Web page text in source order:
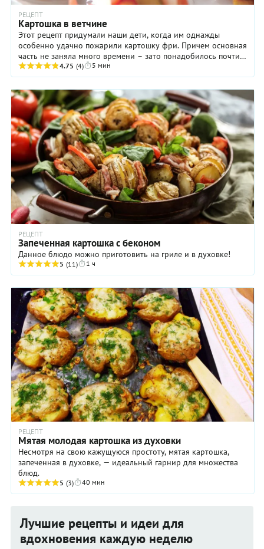
РЕЦЕПТ
Картошка в ветчине
Этот рецепт придумали наши дети, когда им однажды
особенно удачно пожарили картошку фри. Причем основная
часть не заняла много времени – зато понадобилось почти
два дня экспериментов, ...
4.75 (4) 5 мин
РЕЦЕПТ
Запеченная картошка с беконом
Данное блюдо можно приготовить на гриле и в духовке!
5 (11) 1 ч
РЕЦЕПТ
Мятая молодая картошка из духовки
Несмотря на свою кажущуюся простоту, мятая картошка,
запеченная в духовке, — идеальный гарнир для множества
блюд.
5 (3) 40 мин
Лучшие рецепты и идеи для
вдохновения каждую неделю